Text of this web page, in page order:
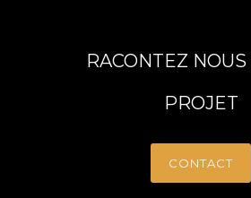
RACONTEZ
PROJET
CONTACT